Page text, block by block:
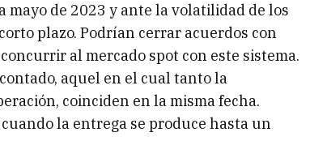
mayo de 2023 y ante la volatilidad de los
plazo. Podrían cerrar acuerdos con
al mercado spot con este sistema.
aquel en el cual tanto la
coinciden en la misma fecha.
la entrega se produce hasta un